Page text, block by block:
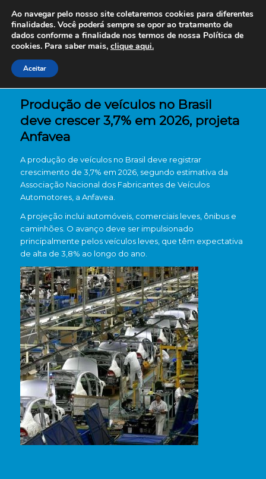
Produção de veículos no Brasil
deve crescer 3,7% em 2026, projeta
Anfavea
A produção de veículos no Brasil deve registrar
crescimento de 3,7% em 2026, segundo estimativa da
Associação Nacional dos Fabricantes de Veículos
Automotores, a Anfavea.
A projeção inclui automóveis, comerciais leves, ônibus e
caminhões. O avanço deve ser impulsionado
principalmente pelos veículos leves, que têm expectativa
de alta de 3,8% ao longo do ano.
Ao navegar pelo nosso site coletaremos cookies para diferentes
finalidades. Você poderá sempre se opor ao tratamento de
dados conforme a finalidade nos termos de nossa Política de
cookies. Para saber mais, clique aqui.
Aceitar